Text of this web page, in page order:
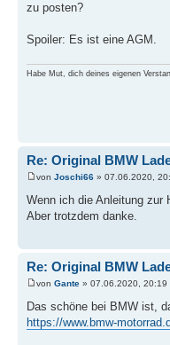
zu posten?
Spoiler: Es ist eine AGM.
Habe Mut, dich deines eigenen
Re: Original BMW
von Joschi66 » 07.06.2020,
Wenn ich die Anleitung zur
Aber trotzdem danke.
Re: Original BMW
von Gante » 07.06.2020, 20:19
Das schöne bei BMW ist,
https://www.bmw-